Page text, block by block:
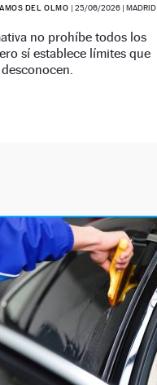
DEL OLMO | 25/06/2026 | MADRID
no prohíbe todos los
sí establece límites que